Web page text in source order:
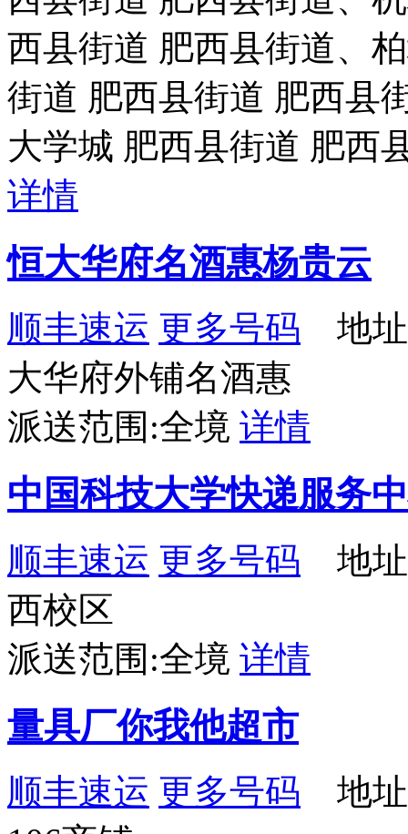
西县街道 肥西县街道、
街道 肥西县街道 肥西县
大学城 肥西县街道 肥西
详情
恒大华府名酒惠杨贵云
顺丰速运 更多号码 地址
大华府外铺名酒惠
派送范围:全境 详情
中国科技大学快递服务
顺丰速运 更多号码 地址
西校区
派送范围:全境 详情
量具厂你我他超市
顺丰速运 更多号码 地址